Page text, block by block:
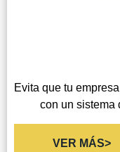
Evita que tu
con un sistema
VER MÁS>